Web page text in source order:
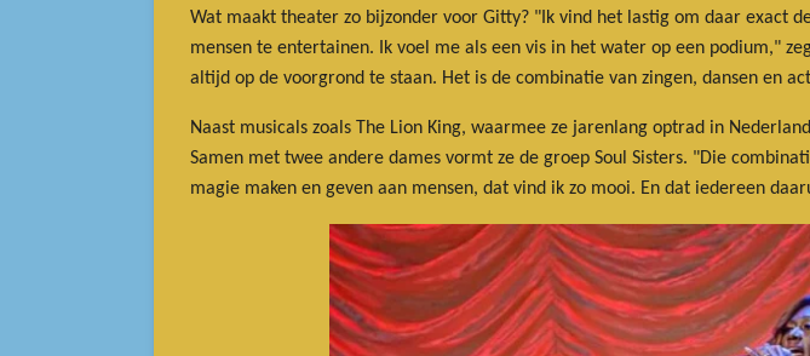
Wat maakt theater zo bijzonder voor Gitty? "Ik vind het lastig om daar exact
mensen te entertainen. Ik voel me als een vis in het water op een podium,"
altijd op de voorgrond te staan. Het is de combinatie van zingen, dansen en
Naast musicals zoals The Lion King, waarmee ze jarenlang optrad in
Samen met twee andere dames vormt ze de groep Soul Sisters. "Die
magie maken en geven aan mensen, dat vind ik zo mooi. En dat iedereen